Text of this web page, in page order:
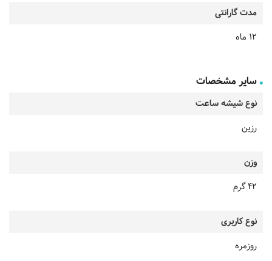
مدت گارانتی
12 ماه
سایر مشخصات
نوع شیشه ساعت
رزین
وزن
42 گرم
نوع کاربری
روزمره